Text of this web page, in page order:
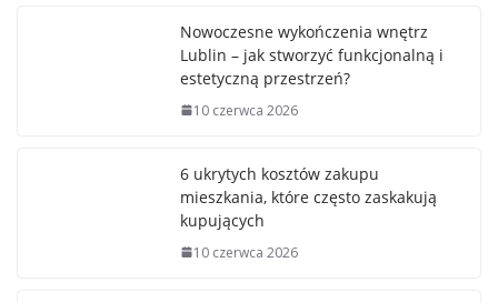
Nowoczesne wykończenia wnętrz
Lublin – jak stworzyć funkcjonalną i
estetyczną przestrzeń?
10 czerwca 2026
6 ukrytych kosztów zakupu
mieszkania, które często zaskakują
kupujących
10 czerwca 2026